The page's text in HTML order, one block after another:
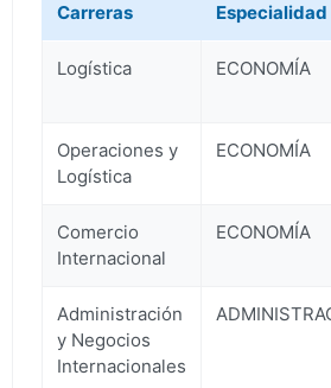
Carreras Especialidad
Logística ECONOMÍA
Operaciones y
Logística
ECONOMÍA
Comercio
Internacional
ECONOMÍA
Administración
y Negocios
Internacionales